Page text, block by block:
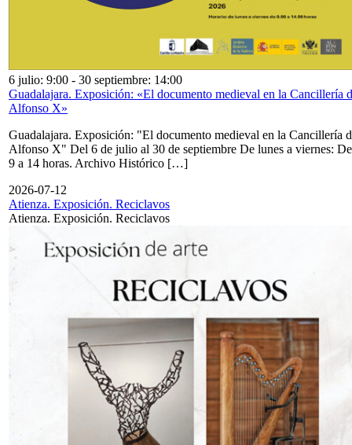
6 julio: 9:00 - 30 septiembre: 14:00
Guadalajara. Exposición: «El documento medieval en la Cancillería
Alfonso X»
Guadalajara. Exposición: "El documento medieval en la Cancillería
Alfonso X" Del 6 de julio al 30 de septiembre De lunes a viernes: De
9 a 14 horas. Archivo Histórico […]
2026-07-12
Atienza. Exposición. Reciclavos
Atienza. Exposición. Reciclavos